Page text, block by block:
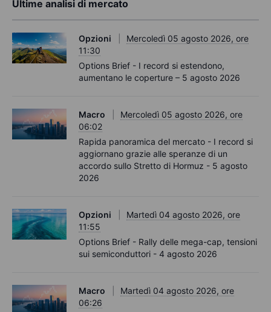
Ultime analisi di mercato
Opzioni
Mercoledì 05 agosto 2026, ore
11:30
Options Brief - I record si estendono,
aumentano le coperture – 5 agosto 2026
Macro
Mercoledì 05 agosto 2026, ore
06:02
Rapida panoramica del mercato - I record si
aggiornano grazie alle speranze di un
accordo sullo Stretto di Hormuz - 5 agosto
2026
Opzioni
Martedì 04 agosto 2026, ore
11:55
Options Brief - Rally delle mega-cap, tensioni
sui semiconduttori - 4 agosto 2026
Macro
Martedì 04 agosto 2026, ore
06:26